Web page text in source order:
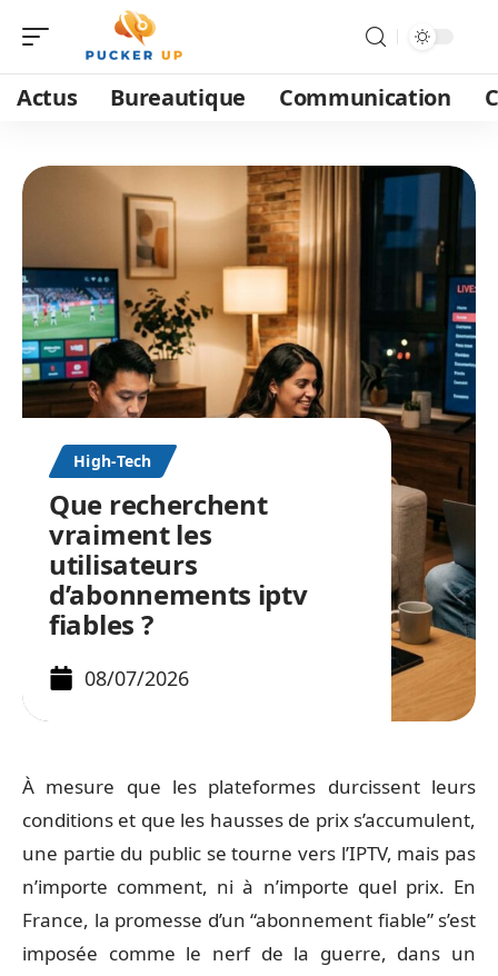
Actus Bureautique Communication
High-Tech
Que recherchent
vraiment les
utilisateurs
d’abonnements iptv
fiables ?
08/07/2026
À mesure que les plateformes durcissent leurs
conditions et que les hausses de prix s’accumulent,
une partie du public se tourne vers l’IPTV, mais pas
n’importe comment, ni à n’importe quel prix. En
France, la promesse d’un “abonnement fiable” s’est
imposée comme le nerf de la guerre, dans un